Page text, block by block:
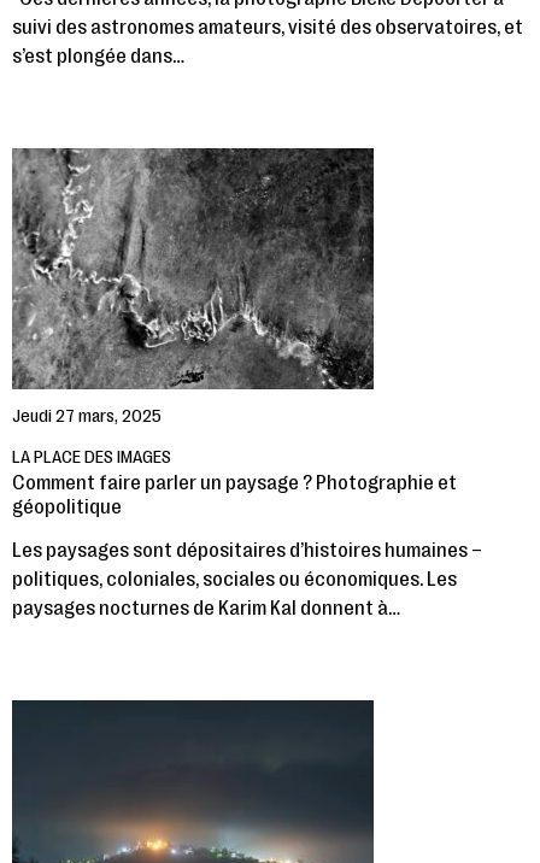
suivi des astronomes amateurs, visité des observatoires, et
s’est plongée dans…
Jeudi 27 mars, 2025
LA PLACE DES IMAGES
Comment faire parler un paysage ? Photographie et
géopolitique
Les paysages sont dépositaires d’histoires humaines –
politiques, coloniales, sociales ou économiques. Les
paysages nocturnes de Karim Kal donnent à…